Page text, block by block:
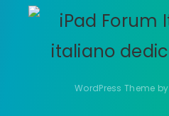
WordPress Theme by